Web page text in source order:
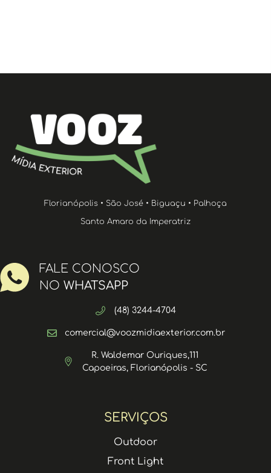
SERVIÇOS
Outdoor
Front Light
Florianópolis • São José • Biguaçu • Palhoça
Santo Amaro da Imperatriz
FALE CONOSCO
NO WHATSAPP
(48) 3244-4704
comercial@voozmidiaexterior.com.br
R. Waldemar Ouriques,111
Capoeiras, Florianópolis - SC